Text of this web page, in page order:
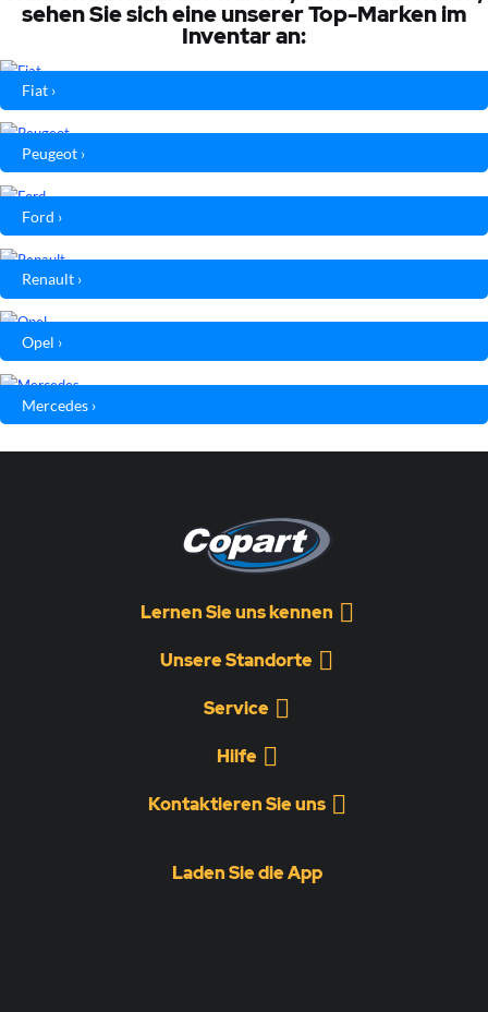
sehen Sie sich eine unserer Top-Marken im
Inventar an:
Fiat ›
Peugeot ›
Ford ›
Renault ›
Opel ›
Mercedes ›
Lernen Sie uns kennen
Unsere Standorte
Service
Hilfe
Kontaktieren Sie uns
Laden Sie die App